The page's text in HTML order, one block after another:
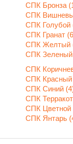
СПК Бронза
СПК
СПК Голубой
СПК Гранат
СПК Желтый
СПК Зеленый
СПК
СПК Красный
СПК Синий
СПК
СПК Цветной
СПК Янтарь